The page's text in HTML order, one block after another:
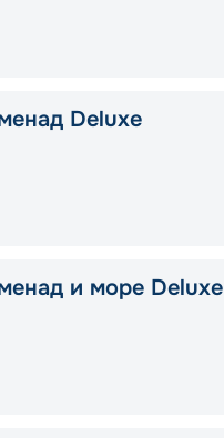
Deluxe
и море Deluxe